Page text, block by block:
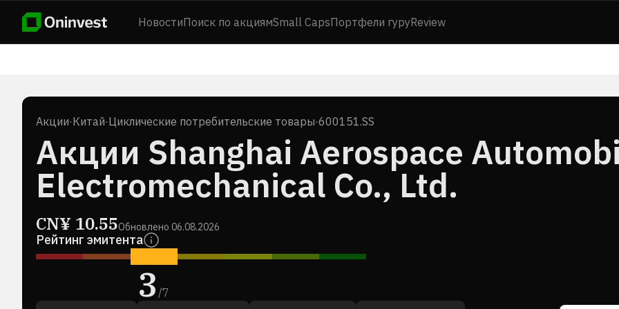
НовостиПоиск по акциямSmall CapsПортфели гуруReview
Акции·Китай·Циклические потребительские товары·600151.SS
Акции Shanghai Aerospace
Electromechanical Co., Ltd.
CN¥ 10.55Обновлено 06.08.2026
Рейтинг эмитента
3/7